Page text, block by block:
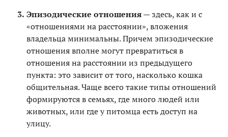
Эпизодические отношения— здесь, как и с
«отношениями на расстоянии», вложения
владельца минимальны. Причем эпизодические
отношения вполне могут превратиться в
отношения на расстоянии из предыдущего
пункта: это зависит от того, насколько кошка
общительная. Чаще всего такие типы отношений
формируются в семьях, где много людей или
животных, или где у питомца есть доступ на
улицу.